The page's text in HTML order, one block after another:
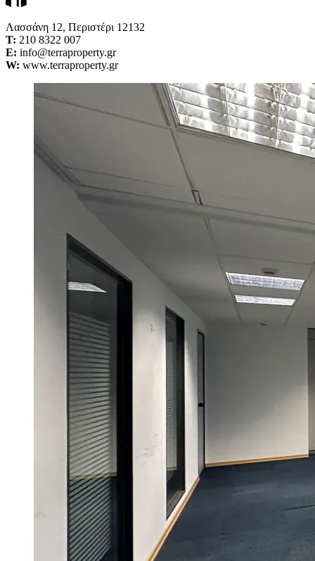
Λασσάνη 12, Περιστέρι 12132
Τ: 210 8322 007
E: info@terraproperty.gr
W: www.terraproperty.gr